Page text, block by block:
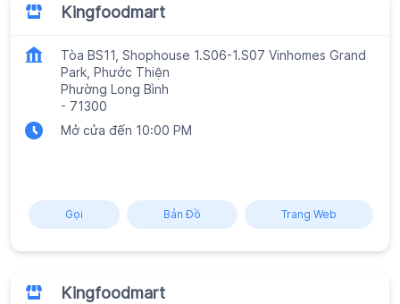
Kingfoodmart
Tòa BS11, Shophouse 1.S06-1.S07 Vinhomes Grand
Park, Phước Thiện
Phường Long Bình
- 71300
Mở cửa đến 10:00 PM
Gọi Bản Đồ Trang Web
Kingfoodmart